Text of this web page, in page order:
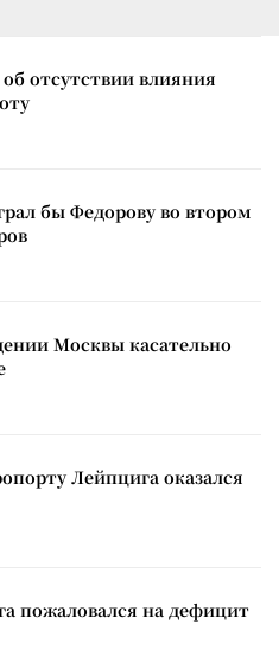
отсутствии влияния
бы Федорову во втором
Москвы касательно
Лейпцига оказался
пожаловался на дефицит